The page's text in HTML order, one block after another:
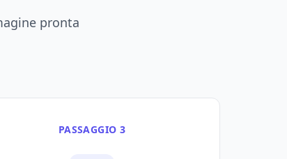
pronta
PASSAGGIO 3